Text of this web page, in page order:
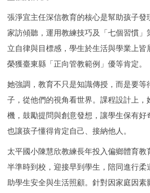
張淨宜主任深信教育的核心是幫助孩子發
家訪傾聽，運用教練技巧及「七個習慣」
立自律與目標感，學生於生活與學業上皆
榮獲臺東縣「正向管教範例」優等肯定。
她強調，教育不只是知識傳授，而是要等
子，從他們的視角看世界。課程設計上，
機，鼓勵提問與創意發想，讓學生保有好
也讓孩子懂得肯定自己、接納他人。
太平國小陳慧欣教練長年投入偏鄉體育教
半準時到校，迎接早到學生，陪同進行柔
助學生安全與生活照顧。針對因家庭因素